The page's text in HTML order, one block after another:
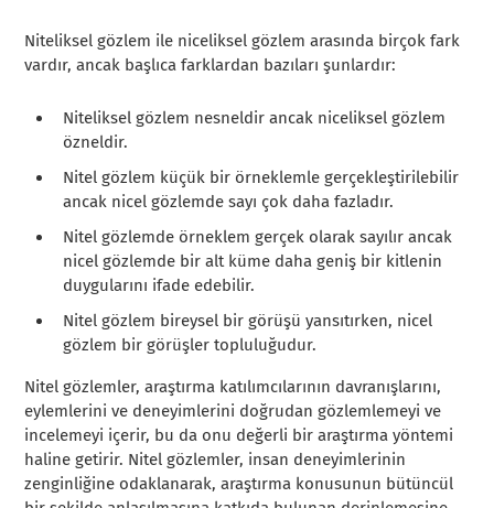
Niteliksel gözlem ile niceliksel gözlem arasında birçok fark
vardır, ancak başlıca farklardan bazıları şunlardır:
Niteliksel gözlem nesneldir ancak niceliksel gözlem
özneldir.
Nitel gözlem küçük bir örneklemle gerçekleştirilebilir
ancak nicel gözlemde sayı çok daha fazladır.
Nitel gözlemde örneklem gerçek olarak sayılır ancak
nicel gözlemde bir alt küme daha geniş bir kitlenin
duygularını ifade edebilir.
Nitel gözlem bireysel bir görüşü yansıtırken, nicel
gözlem bir görüşler topluluğudur.
Nitel gözlemler, araştırma katılımcılarının davranışlarını,
eylemlerini ve deneyimlerini doğrudan gözlemlemeyi ve
incelemeyi içerir, bu da onu değerli bir araştırma yöntemi
haline getirir. Nitel gözlemler, insan deneyimlerinin
zenginliğine odaklanarak, araştırma konusunun bütüncül